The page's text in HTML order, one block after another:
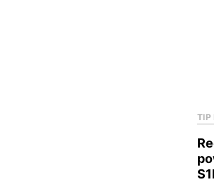
TIP